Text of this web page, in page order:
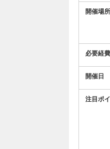
開催場所
必要経費
開催日
注目ポ